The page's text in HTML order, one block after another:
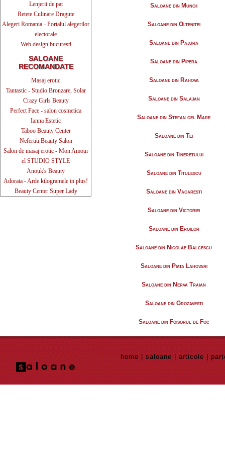
Lenjerii de pat
Retete Culinare Dragute
Alegeri Romania - Portalul alegerilor
electorale
Web design bucuresti
SALOANE
RECOMANDATE
Masaj erotic
Tantastic - Studio Bronzare, Solar
Crazy Girls Beauty
Perfect Face - salon cosmetica
Ianna Estetic
Taboo Beauty Center
Nefertiti Beauty Salon
Salon de masaj erotic - Mon Amour
el STUDIO STYLE
Anouk's Beauty
Adorata - Arde kilogramele in plus!
Beauty Center Super Lady
Saloane din Muncii
Saloane din Oltenitei
Saloane din Pajura
Saloane din Pipera
Saloane din Rahova
Saloane din Salajan
Saloane din Stefan cel Mare
Saloane din Tei
Saloane din Tineretului
Saloane din Titulescu
Saloane din Vacaresti
Saloane din Victoriei
Saloane din Eroilor
Saloane din Nicolae Balcescu
Saloane din Piata Lahovari
Saloane din Nerva Traian
Saloane din Grozavesti
Saloane din Foisorul de Foc
home saloane articole